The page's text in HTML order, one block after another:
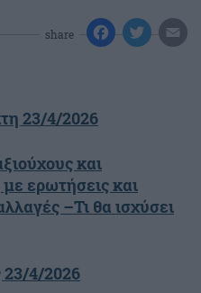
share
23/4/2026
και
ερωτήσεις και
–Τι θα ισχύσει
23/4/2026